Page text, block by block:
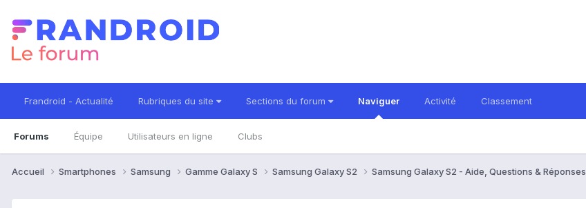
Frandroid - Actualité Rubriques du site Sections du forum Naviguer
Forums Équipe Utilisateurs en ligne Clubs
Activité Classement
Accueil Smartphones Samsung Gamme Galaxy S Samsung Galaxy S2 Samsung Galaxy S2 - Aide, Questions & Réponses